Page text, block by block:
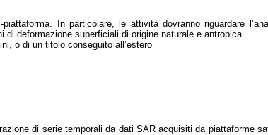
In particolare, le attività dovranno riguardare
deformazione superficiali di origine naturale e antropica.
o di un titolo conseguito all’estero
di serie temporali da dati SAR acquisiti da piattaforme